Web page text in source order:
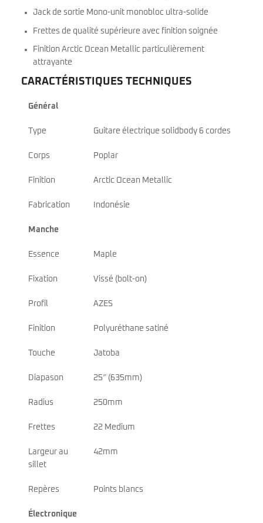
Jack de sortie Mono-unit monobloc ultra-solide
Frettes de qualité supérieure avec finition soignée
Finition Arctic Ocean Metallic particulièrement
attrayante
CARACTÉRISTIQUES TECHNIQUES
Général
Type Guitare électrique solidbody 6 cordes
Corps Poplar
Finition Arctic Ocean Metallic
Fabrication Indonésie
Manche
Essence Maple
Fixation Vissé (bolt-on)
Profil AZES
Finition Polyuréthane satiné
Touche Jatoba
Diapason 25″ (635mm)
Radius 250mm
Frettes 22 Medium
Largeur au
sillet
42mm
Repères Points blancs
Électronique